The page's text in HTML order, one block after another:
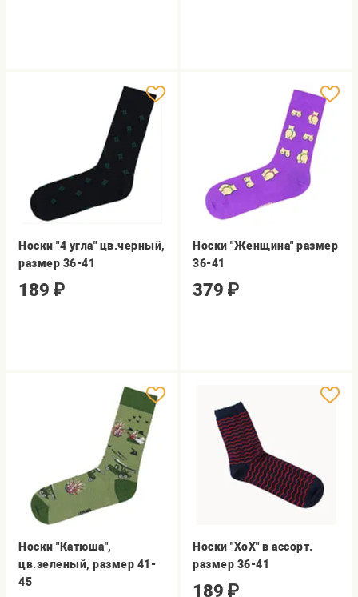
Носки "4 угла" цв.черный,
размер 36-41
189 ₽
Носки "Женщина" размер
36-41
379 ₽
Носки "Катюша",
цв.зеленый, размер 41-
45
Носки "ХоХ" в ассорт.
размер 36-41
189 ₽